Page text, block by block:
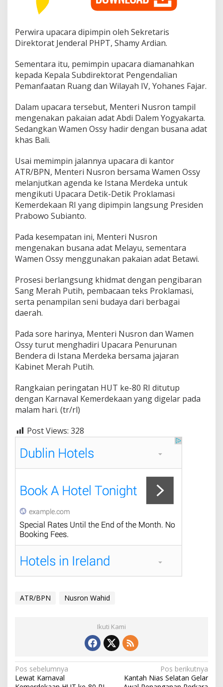
Perwira upacara dipimpin oleh Sekretaris
Direktorat Jenderal PHPT, Shamy Ardian.
Sementara itu, pemimpin upacara diamanahkan
kepada Kepala Subdirektorat Pengendalian
Pemanfaatan Ruang dan Wilayah IV, Yohanes Fajar.
Dalam upacara tersebut, Menteri Nusron tampil
mengenakan pakaian adat Abdi Dalem Yogyakarta.
Sedangkan Wamen Ossy hadir dengan busana adat
khas Bali.
Usai memimpin jalannya upacara di kantor
ATR/BPN, Menteri Nusron bersama Wamen Ossy
melanjutkan agenda ke Istana Merdeka untuk
mengikuti Upacara Detik-Detik Proklamasi
Kemerdekaan RI yang dipimpin langsung Presiden
Prabowo Subianto.
Pada kesempatan ini, Menteri Nusron
mengenakan busana adat Melayu, sementara
Wamen Ossy menggunakan pakaian adat Betawi.
Prosesi berlangsung khidmat dengan pengibaran
Sang Merah Putih, pembacaan teks Proklamasi,
serta penampilan seni budaya dari berbagai
daerah.
Pada sore harinya, Menteri Nusron dan Wamen
Ossy turut menghadiri Upacara Penurunan
Bendera di Istana Merdeka bersama jajaran
Kabinet Merah Putih.
Rangkaian peringatan HUT ke-80 RI ditutup
dengan Karnaval Kemerdekaan yang digelar pada
malam hari. (tr/rl)
Post Views: 328
ATR/BPN Nusron Wahid
Ikuti Kami
Navigasi
Pos sebelumnya
Lewat Karnaval
Pos berikutnya
Kantah Nias Selatan Gelar